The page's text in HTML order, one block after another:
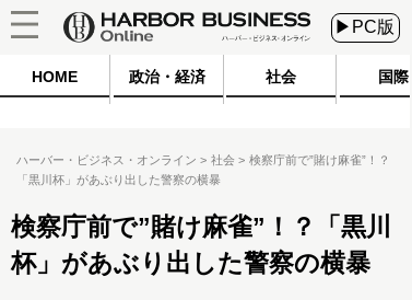
▶PC版
HOME 政治・経済 社会 国際
ハーバー・ビジネス・オンライン 社会
検察庁前で”賭け麻雀”！？
「黒川杯」があぶり出した警察の横暴
検察庁前で”賭け麻雀”！？「黒川
杯」があぶり出した警察の横暴